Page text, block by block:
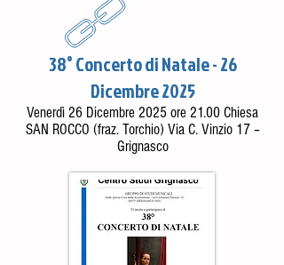
38° Concerto di Natale - 26
Dicembre 2025
Venerdì 26 Dicembre 2025 ore 21.00 Chiesa
SAN ROCCO (fraz. Torchio) Via C. Vinzio 17 –
Grignasco